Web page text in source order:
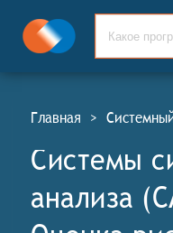
Главная >
Системы
анализа